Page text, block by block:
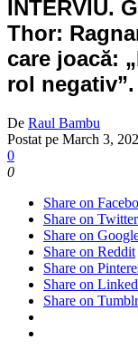
INTERVIU.
Thor:
care joacă:
rol
De Raul Bambu
Postat pe March 3,
0
0
Share on
Share on Twitter
Share on
Share on Reddit
Share on
Share on
Share on Tumblr